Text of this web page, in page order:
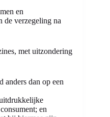
en
de verzegeling na
met uitzondering
anders dan op een
en